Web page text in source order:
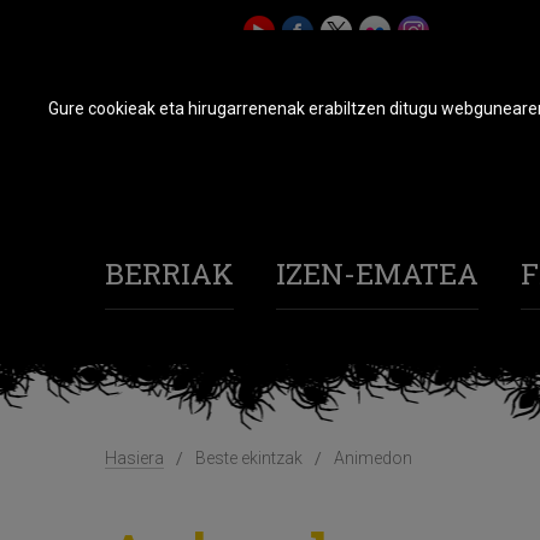
BERRIAK IZEN-EMATEA
Hasiera Beste ekintzak Animedon
Gure cookieak eta hirugarrenenak erabiltzen ditugu